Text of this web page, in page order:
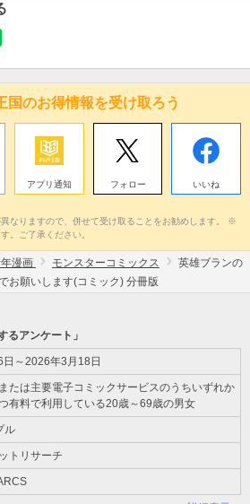
国のお得情報を受け取ろう
アプリ通知 フォロー いいね
なりますので、併せて受け取ることをお勧めします。 ※
。ご了承ください。
漫画 モンスターコミックス
英雄ブランの
お願いします(コミック) 分冊版
るアンケート」
～2026年3月18日
たは主要電子コミックサービスのうちいずれか
有料で利用している20歳～69歳の男女
ル
トリサーチ